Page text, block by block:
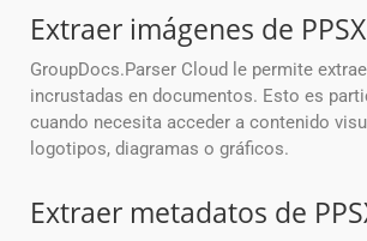
Extraer imágenes de
GroupDocs.Parser Cloud le permite
incrustadas en documentos. Esto es
cuando necesita acceder a contenido
logotipos, diagramas o gráficos.
Extraer metadatos de